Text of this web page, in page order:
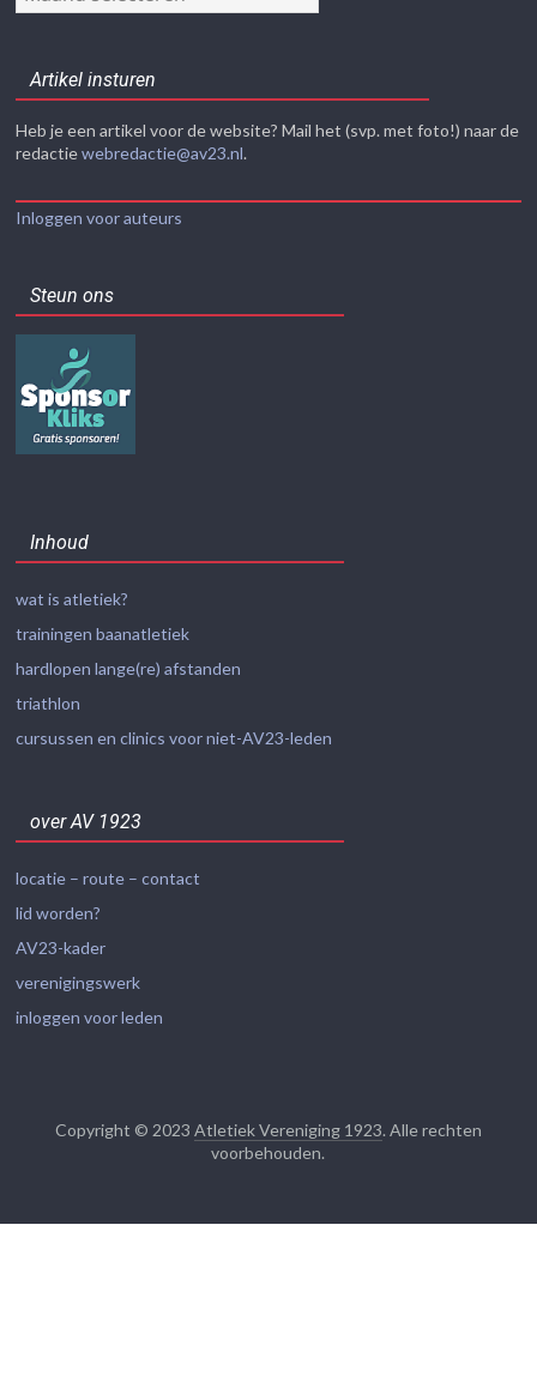
Artikel insturen
Heb je een artikel voor de website? Mail het (svp. met foto!) naar de
redactiewebredactie@av23.nl.
Inloggen voor auteurs
Steun ons
Inhoud
wat is atletiek?
trainingen baanatletiek
hardlopen lange(re) afstanden
triathlon
cursussen en clinics voor niet-AV23-leden
over AV 1923
locatie – route – contact
lid worden?
AV23-kader
verenigingswerk
inloggen voor leden
Copyright © 2023 Atletiek Vereniging 1923. Alle rechten
voorbehouden.